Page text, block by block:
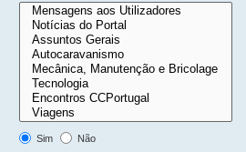
Sim Não